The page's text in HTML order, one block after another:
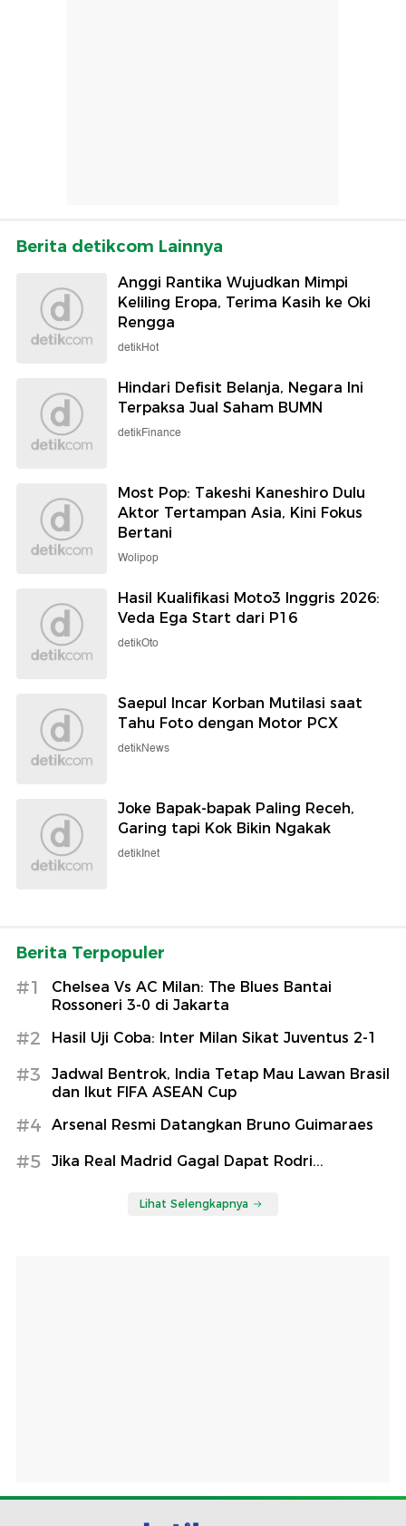
Berita detikcom Lainnya
Anggi Rantika Wujudkan Mimpi
Keliling Eropa, Terima Kasih ke Oki
Rengga
detikHot
Hindari Defisit Belanja, Negara Ini
Terpaksa Jual Saham BUMN
detikFinance
Most Pop: Takeshi Kaneshiro Dulu
Aktor Tertampan Asia, Kini Fokus
Bertani
Wolipop
Hasil Kualifikasi Moto3 Inggris 2026:
Veda Ega Start dari P16
detikOto
Saepul Incar Korban Mutilasi saat
Tahu Foto dengan Motor PCX
detikNews
Joke Bapak-bapak Paling Receh,
Garing tapi Kok Bikin Ngakak
detikInet
Berita Terpopuler
#1
Chelsea Vs AC Milan: The Blues Bantai
Rossoneri 3-0 di Jakarta
#2 Hasil Uji Coba: Inter Milan Sikat Juventus 2-1
#3
Jadwal Bentrok, India Tetap Mau Lawan Brasil
dan Ikut FIFA ASEAN Cup
#4 Arsenal Resmi Datangkan Bruno Guimaraes
#5 Jika Real Madrid Gagal Dapat Rodri...
Lihat Selengkapnya